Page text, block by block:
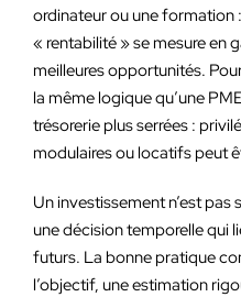
ordinateur ou une formation
« rentabilité » se mesure en
meilleures opportunités.
la même logique qu’une
trésorerie plus serrées :
modulaires ou locatifs peut
Un investissement n’est pas
une décision temporelle qui
futurs. La bonne pratique
l’objectif, une estimation